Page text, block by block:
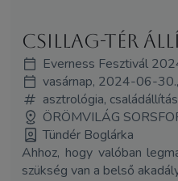
Csillag-tér
Everness Fesztivál
vasárnap, 2024-06-
asztrológia,
ÖRÖMVILÁG
Tündér Boglárka
Ahhoz, hogy valóban
szükség van a belső